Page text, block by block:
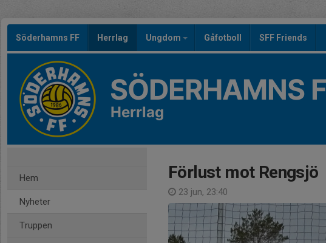
Söderhamns FF Herrlag Ungdom Gåfotboll SFF Friends
SÖDERHAMNS
Herrlag
Hem
Nyheter
Truppen
Förlust mot Rengsjö
23 jun, 23:40